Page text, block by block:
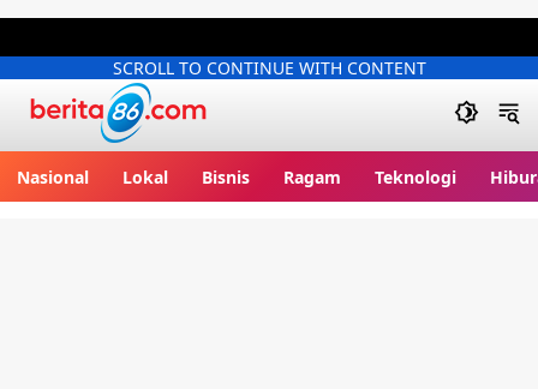
SCROLL TO CONTINUE WITH CONTENT
Nasional Lokal Bisnis Ragam Teknologi